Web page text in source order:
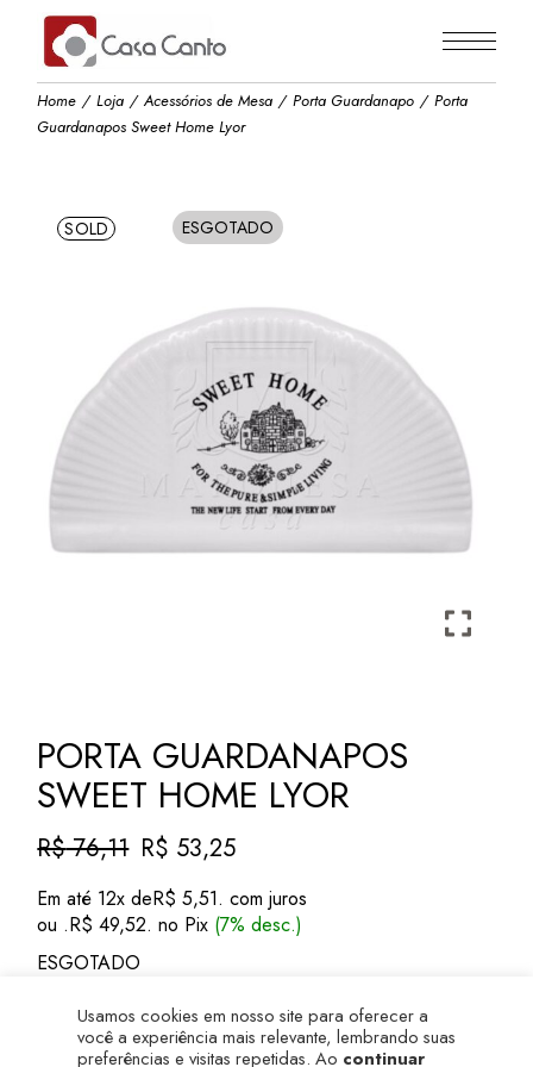
content
Home Loja Acessórios de Mesa Porta Guardanapo
Porta
Guardanapos Sweet Home Lyor
SOLD ESGOTADO
PORTA GUARDANAPOS
SWEET HOME LYOR
R$76,11
O
preço
original
era:
R$ 76,11.
R$ 53,25
O
preço
atual
é:
R$ 53,25.
Em até 12x deR$ 5,51. com juros
ou .R$ 49,52. no Pix (7% desc.)
ESGOTADO
Usamos cookies em nosso site para oferecer a
você a experiência mais relevante, lembrando suas
preferências e visitas repetidas. Ao
navegandoneste site ou clicar em